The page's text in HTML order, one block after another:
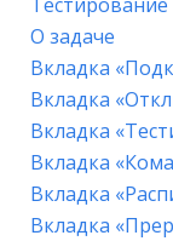
О задаче
Вкладка
Вкладка
Вкладка
Вкладка
Вкладка
Вкладка